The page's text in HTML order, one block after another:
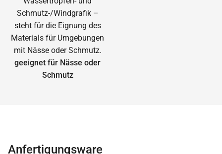
geeignet für Nässe oder
Schmutz
Anfertigungsware